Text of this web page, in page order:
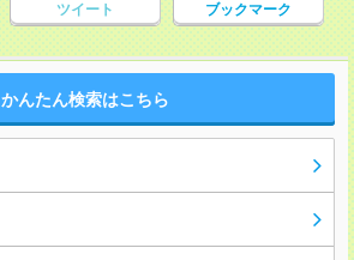
ツイート ブックマーク
かんたん検索はこちら